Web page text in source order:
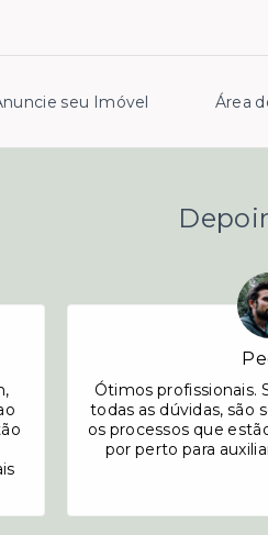
seu Imóvel Área
Ótimos profissionais.
todas as dúvidas, são
os processos que
por perto para